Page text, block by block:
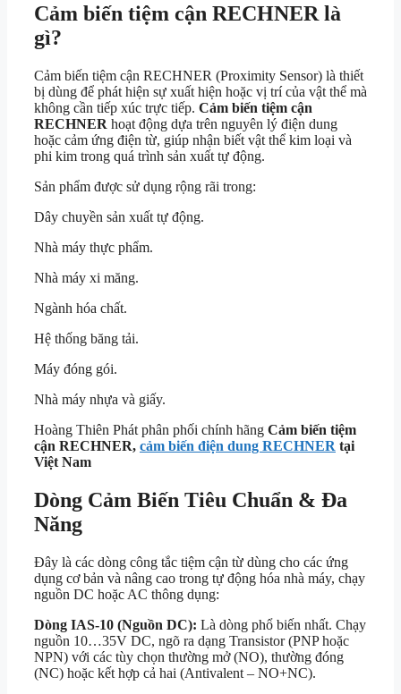
Cảm biến tiệm cận RECHNER là
gì?
Cảm biến tiệm cận RECHNER (Proximity Sensor) là thiết
bị dùng để phát hiện sự xuất hiện hoặc vị trí của vật thể mà
không cần tiếp xúc trực tiếp. Cảm biến tiệm cận
RECHNER hoạt động dựa trên nguyên lý điện dung
hoặc cảm ứng điện từ, giúp nhận biết vật thể kim loại và
phi kim trong quá trình sản xuất tự động.
Sản phẩm được sử dụng rộng rãi trong:
Dây chuyền sản xuất tự động.
Nhà máy thực phẩm.
Nhà máy xi măng.
Ngành hóa chất.
Hệ thống băng tải.
Máy đóng gói.
Nhà máy nhựa và giấy.
Hoàng Thiên Phát phân phối chính hãng Cảm biến tiệm
cận RECHNER, cảm biến điện dung RECHNER tại
Việt Nam
Dòng Cảm Biến Tiêu Chuẩn & Đa
Năng
Đây là các dòng công tắc tiệm cận từ dùng cho các ứng
dụng cơ bản và nâng cao trong tự động hóa nhà máy, chạy
nguồn DC hoặc AC thông dụng:
Dòng IAS-10 (Nguồn DC): Là dòng phổ biến nhất. Chạy
nguồn 10…35V DC, ngõ ra dạng Transistor (PNP hoặc
NPN) với các tùy chọn thường mở (NO), thường đóng
(NC) hoặc kết hợp cả hai (Antivalent – NO+NC).